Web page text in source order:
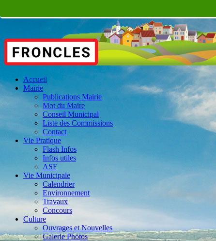
Accueil
Mairie
Publications Mairie
Mot du Maire
Conseil Municipal
Liste des Commissions
Contact
Vie Pratique
Flash Infos
Infos utiles
ASF
Vie Municipale
Calendrier
Environnement
Travaux
Concours
Culture
Ouvrages et Nouvelles
Galerie Photos